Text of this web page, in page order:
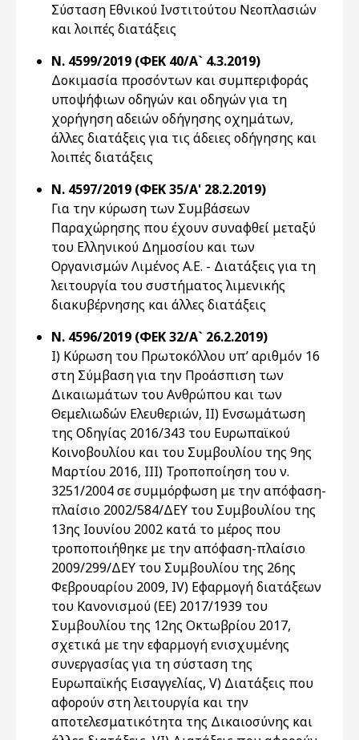
Σύσταση Εθνικού Ινστιτούτου Νεοπλασιών
και λοιπές διατάξεις
Ν. 4599/2019 (ΦΕΚ 40/Α` 4.3.2019)
Δοκιμασία προσόντων και συμπεριφοράς
υποψήφιων οδηγών και οδηγών για τη
χορήγηση αδειών οδήγησης οχημάτων,
άλλες διατάξεις για τις άδειες οδήγησης και
λοιπές διατάξεις
Ν. 4597/2019 (ΦΕΚ 35/Α' 28.2.2019)
Για την κύρωση των Συμβάσεων
Παραχώρησης που έχουν συναφθεί μεταξύ
του Ελληνικού Δημοσίου και των
Οργανισμών Λιμένος Α.Ε. - Διατάξεις για τη
λειτουργία του συστήματος λιμενικής
διακυβέρνησης και άλλες διατάξεις
Ν. 4596/2019 (ΦΕΚ 32/Α` 26.2.2019)
Ι) Κύρωση του Πρωτοκόλλου υπ’ αριθμόν 16
στη Σύμβαση για την Προάσπιση των
Δικαιωμάτων του Ανθρώπου και των
Θεμελιωδών Ελευθεριών, II) Ενσωμάτωση
της Οδηγίας 2016/343 του Ευρωπαϊκού
Κοινοβουλίου και του Συμβουλίου της 9ης
Μαρτίου 2016, III) Τροποποίηση του ν.
3251/2004 σε συμμόρφωση με την απόφαση-
πλαίσιο 2002/584/ΔΕΥ του Συμβουλίου της
13ης Ιουνίου 2002 κατά το μέρος που
τροποποιήθηκε με την απόφαση-πλαίσιο
2009/299/ΔΕΥ του Συμβουλίου της 26ης
Φεβρουαρίου 2009, IV) Εφαρμογή διατάξεων
του Κανονισμού (ΕΕ) 2017/1939 του
Συμβουλίου της 12ης Οκτωβρίου 2017,
σχετικά με την εφαρμογή ενισχυμένης
συνεργασίας για τη σύσταση της
Ευρωπαϊκής Εισαγγελίας, V) Διατάξεις που
αφορούν στη λειτουργία και την
αποτελεσματικότητα της Δικαιοσύνης και